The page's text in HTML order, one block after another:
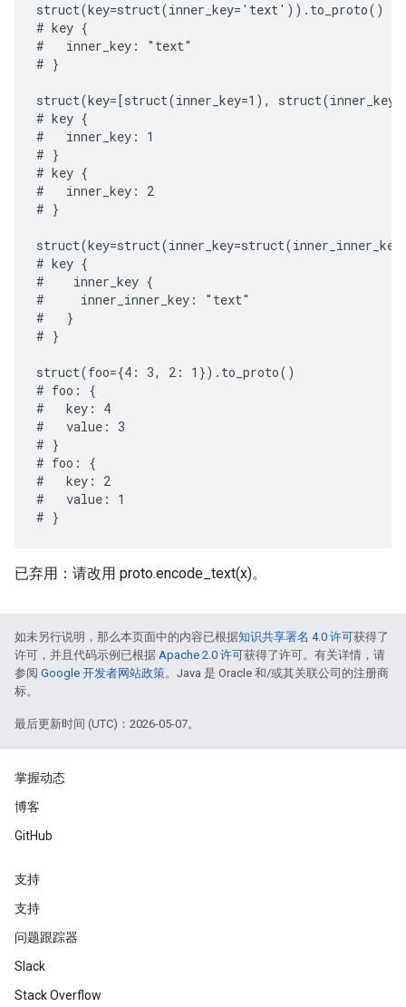
struct(key=struct(inner_key='text')).to_proto()
# key {
#   inner_key: "text"
# }
struct(key=[struct(inner_key=1),
# key {
#   inner_key: 1
# }
# key {
#   inner_key: 2
# }
# key {
#    inner_key {
#     inner_inner_key: "text"
#   }
# }
struct(foo={4: 3, 2: 1}).to_proto()
# foo: {
#   key: 4
#   value: 3
# }
# foo: {
#   key: 2
#   value: 1
已弃用：请改用 proto.encode_text(x)。
如未另行说明，那么本页面中的内容已根据知识共享署名 4.0 许可获得了
许可，并且代码示例已根据 Apache 2.0 许可获得了许可。有关详情，请
参阅 Google 开发者网站政策。Java 是 Oracle 和/或其关联公司的注册商
标。
最后更新时间 (UTC)：2026-05-07。
掌握动态
博客
GitHub
支持
支持
问题跟踪器
Slack
Stack Overflow